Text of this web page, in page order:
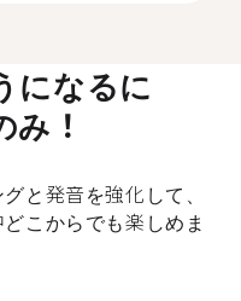
になるに
！
と発音を強化して、
こからでも楽しめま